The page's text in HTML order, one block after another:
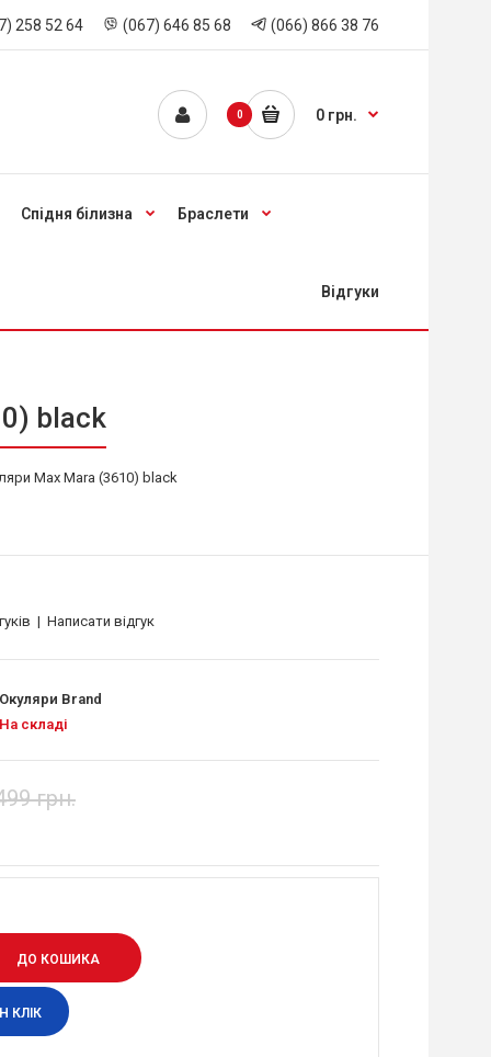
258 52 64 (067) 646 85 68 (066) 866 38 76
0 0 грн.
Спідня білизна Браслети
Відгуки
black
Max Mara (3610) black
| Написати відгук
Окуляри Brand
На складі
грн.
КЛІК